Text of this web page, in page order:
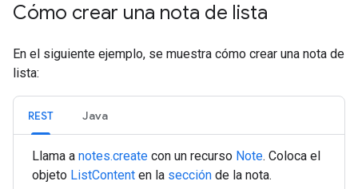
Cómo crear una nota de lista
En el siguiente ejemplo, se muestra cómo crear una nota de
lista:
REST Java
Llama a notes.create con un recurso Note. Coloca el
objeto ListContent en la sección de la nota.